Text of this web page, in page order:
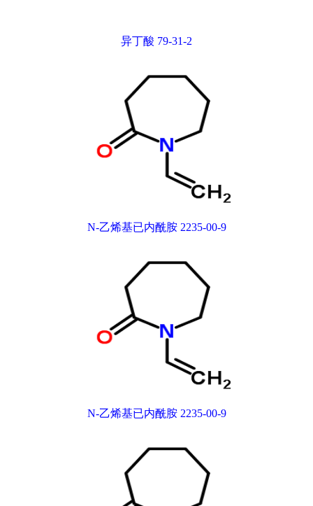
异丁酸 79-31-2
N-乙烯基已内酰胺 2235-00-9
N-乙烯基已内酰胺 2235-00-9